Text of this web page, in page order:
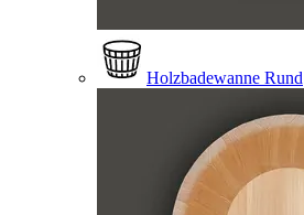
Holzbadewanne Rund